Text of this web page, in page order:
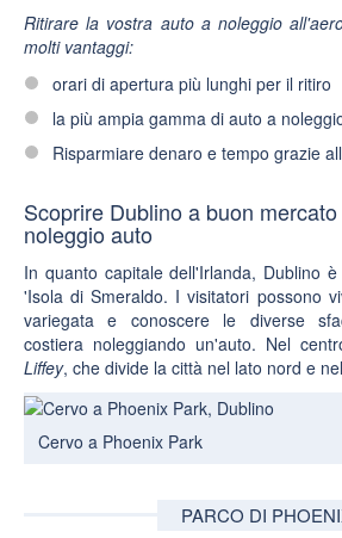
Ritirare la vostra auto a noleggio
molti vantaggi:
orari di apertura più lunghi per il ritiro
la più ampia gamma di auto a
Risparmiare denaro e tempo grazie
Scoprire Dublino a buon
noleggio auto
In quanto capitale dell'Irlanda, Dublino
'Isola di Smeraldo. I visitatori possono
variegata e conoscere le diverse
costiera noleggiando un'auto. Nel
Liffey, che divide la città nel lato nord e
Cervo a Phoenix Park
PARCO DI